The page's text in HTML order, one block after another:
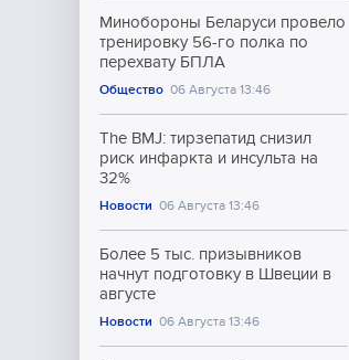
Минобороны Беларуси провело
тренировку 56-го полка по
перехвату БПЛА
Общество 06 Августа 13:46
The BMJ: тирзепатид снизил
риск инфаркта и инсульта на
32%
Новости 06 Августа 13:46
Более 5 тыс. призывников
начнут подготовку в Швеции в
августе
Новости 06 Августа 13:46